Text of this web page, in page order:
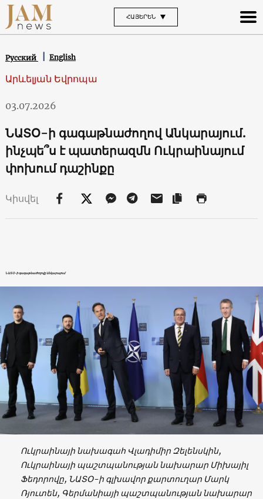
ՀԱՅԵՐԵՆ
Русский English
Արևելյան Եվրոպա
03.07.2026
ՆԱՏՕ-ի գագաթնաժողով Անկարայում.
ինչպե՞ս է պատերազմն Ուկրաինայում
փոխում դաշինքը
Կիսվել
ՆԱՏՕ-ի գագաթնաժողովը Անկարայում
Ուկրաինայի նախագահ Վլադիմիր Զելենսկին,
Ուկրաինայի պաշտպանության նախարար Միխայիլ
Ֆեդորովը, ՆԱՏՕ-ի գլխավոր քարտուղար Մարկ
Ռյուտեն, Գերմանիայի պաշտպանության նախարար